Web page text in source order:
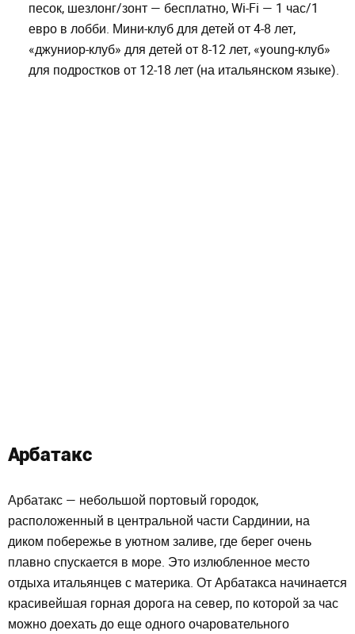
песок, шезлонг/зонт — бесплатно, Wi-Fi — 1 час/1
евро в лобби. Мини-клуб для детей от 4-8 лет,
«джуниор-клуб» для детей от 8-12 лет, «young-клуб»
для подростков от 12-18 лет (на итальянском языке).
Арбатакс
Арбатакс — небольшой портовый городок,
расположенный в центральной части Cардинии, на
диком побережье в уютном заливе, где берег очень
плавно спускается в море. Это излюбленное место
отдыха итальянцев с материка. От Арбатакса начинается
красивейшая горная дорога на север, по которой за час
можно доехать до еще одного очаровательного